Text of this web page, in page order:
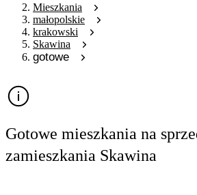
Mieszkania
małopolskie
krakowski
Skawina
gotowe
Gotowe mieszkania na
zamieszkania Skawina